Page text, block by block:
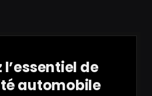
l’essentiel de
automobile